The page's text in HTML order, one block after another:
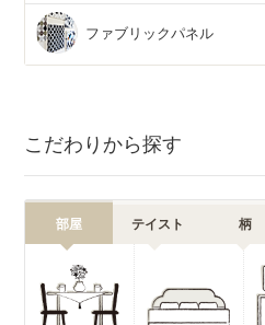
ファブリックパネル
こだわりから探す
部屋 テイスト 柄